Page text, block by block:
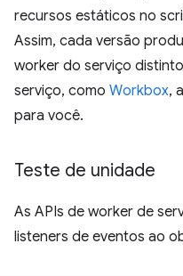
recursos estáticos no
Assim, cada versão
worker do serviço
serviço, como Workbox,
para você.
Teste de unidade
As APIs de worker de
listeners de eventos ao